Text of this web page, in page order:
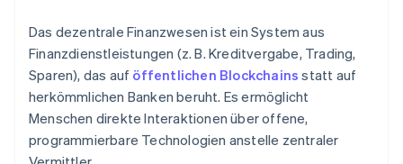
Das dezentrale Finanzwesen ist ein System aus
Finanzdienstleistungen (z. B. Kreditvergabe, Trading,
Sparen), das auf öffentlichen Blockchains statt auf
herkömmlichen Banken beruht. Es ermöglicht
Menschen direkte Interaktionen über offene,
programmierbare Technologien anstelle zentraler